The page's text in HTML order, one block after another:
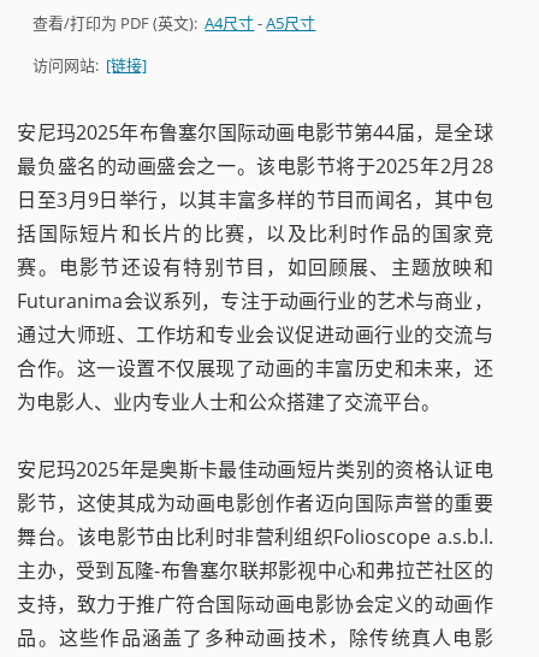
查看/打印为 PDF (英文):A4尺寸-A5尺寸
访问网站: [链接]
安尼玛2025年布鲁塞尔国际动画电影节第44届，是全球
最负盛名的动画盛会之一。该电影节将于2025年2月28
日至3月9日举行，以其丰富多样的节目而闻名，其中包
括国际短片和长片的比赛，以及比利时作品的国家竞
赛。电影节还设有特别节目，如回顾展、主题放映和
Futuranima会议系列，专注于动画行业的艺术与商业，
通过大师班、工作坊和专业会议促进动画行业的交流与
合作。这一设置不仅展现了动画的丰富历史和未来，还
为电影人、业内专业人士和公众搭建了交流平台。
安尼玛2025年是奥斯卡最佳动画短片类别的资格认证电
影节，这使其成为动画电影创作者迈向国际声誉的重要
舞台。该电影节由比利时非营利组织Folioscope a.s.b.l.
主办，受到瓦隆-布鲁塞尔联邦影视中心和弗拉芒社区的
支持，致力于推广符合国际动画电影协会定义的动画作
品。这些作品涵盖了多种动画技术，除传统真人电影